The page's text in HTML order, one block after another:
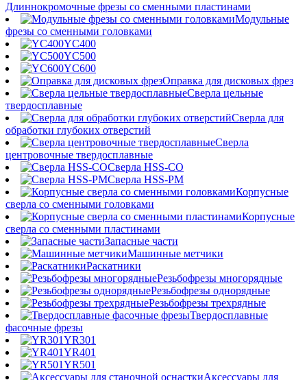
Длиннокромочные фрезы со сменными пластинами
Модульные
фрезы со сменными головками
YC400
YC500
YC600
Оправка для дисковых фрез
Сверла цельные
твердосплавные
Сверла для
обработки глубоких отверстий
Сверла
центровочные твердосплавные
Сверла HSS-CO
Сверла HSS-PM
Корпусные
сверла со сменными головками
Корпусные
сверла со сменными пластинами
Запасные части
Машинные метчики
Раскатники
Резьбофрезы многорядные
Резьбофрезы однорядные
Резьбофрезы трехрядные
Твердосплавные
фасочные фрезы
YR301
YR401
YR501
Аксессуары для